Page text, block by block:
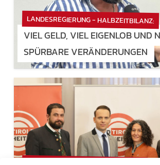
LANDESREGIERUNG - HALBZEITBILANZ:
VIEL GELD, VIEL EIGENLOB UND
SPÜRBARE VERÄNDERUNGEN